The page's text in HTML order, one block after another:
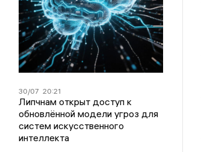
30/07 20:21
Липчнам открыт доступ к
обновлённой модели угроз для
систем искусственного
интеллекта